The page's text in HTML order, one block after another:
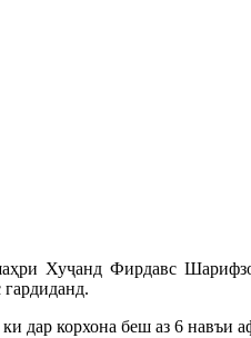
Хуҷанд Фирдавс
корхона беш аз 6 навъи